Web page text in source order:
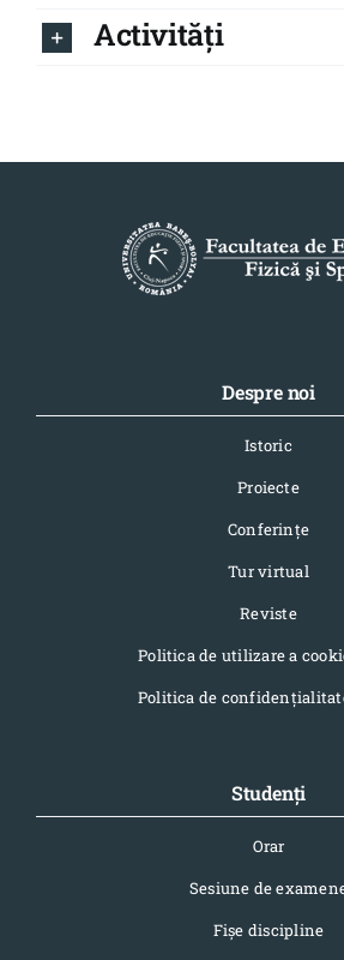
Activități
Despre noi
Istoric
Proiecte
Conferinţe
Tur virtual
Reviste
Politica de utilizare a
Politica de
Studenți
Orar
Sesiune de
Fișe discipline